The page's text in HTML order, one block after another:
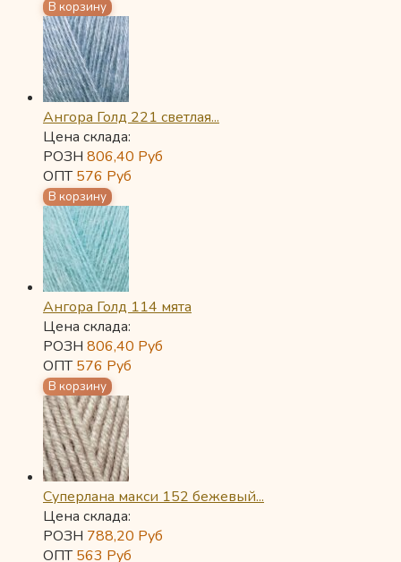
Ангора Голд 221 светлая...
Цена склада:
РОЗН 806,40 Руб
ОПТ576 Руб
Ангора Голд 114 мята
Цена склада:
РОЗН 806,40 Руб
ОПТ576 Руб
Суперлана макси 152 бежевый...
Цена склада:
РОЗН 788,20 Руб
ОПТ563 Руб